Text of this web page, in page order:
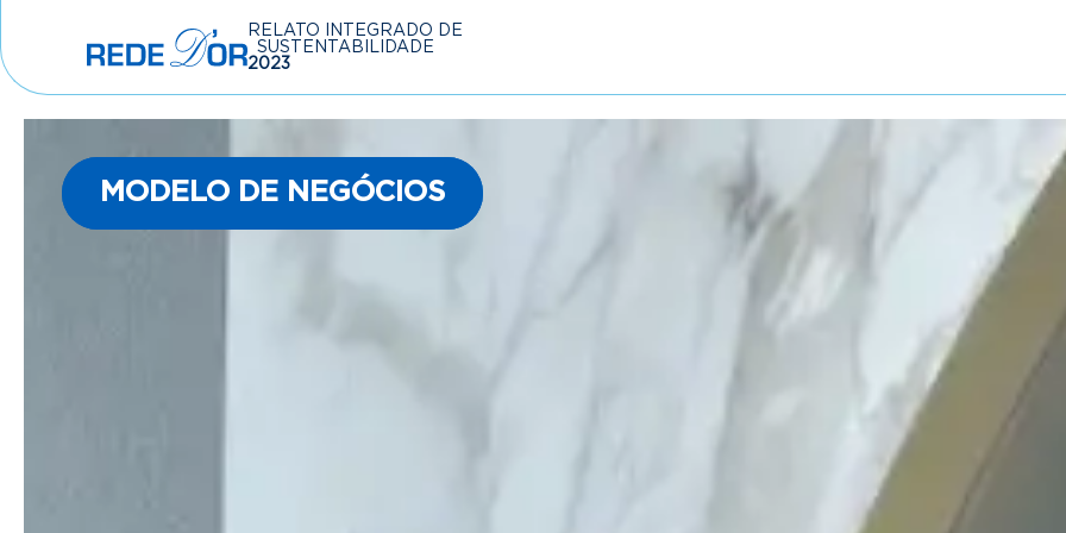
RELATO INTEGRADO DE
SUSTENTABILIDADE
2023
MODELO DE NEGÓCIOS